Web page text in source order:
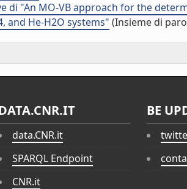
di "An MO-VB approach for the
and He-H2O systems" (Insieme di
data.CNR.it
SPARQL Endpoint
CNR.it
BE